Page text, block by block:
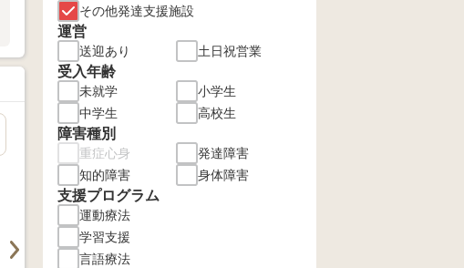
その他発達支援施設
運営
送迎あり 土日祝営業
受入年齢
未就学
小学生
中学生
高校生
障害種別
重症心身
発達障害
知的障害
身体障害
支援プログラム
運動療法
学習支援
言語療法